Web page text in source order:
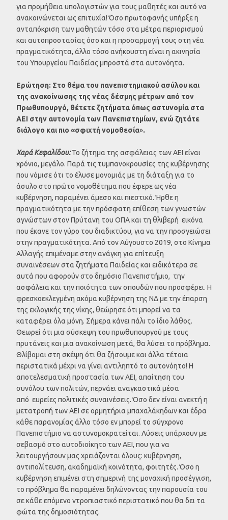
για προμήθεια υπολογιστών για τους μαθητές και αυτό να
ανακοινώνεται ως επιτυχία! Όσο πρωτοφανής υπήρξε η
ανταπόκριση των μαθητών τόσο στα μέτρα περιορισμού
και αυτοπροστασίας όσο και η προσαρμογή τους στη νέα
πραγματικότητα, άλλο τόσο ανήκουστη είναι η ακινησία
του Υπουργείου Παιδείας μπροστά στα αυτονόητα.
Ερώτηση: Στο θέμα του πανεπιστημιακού ασύλου και
της ανακοίνωσης της νέας δέσμης μέτρων από τον
Πρωθυπουργό, θέτετε ζητήματα όπως αστυνομία στα
ΑΕΙ στην αυτονομία των Πανεπιστημίων, ενώ ζητάτε
διάλογο και πιο «σφιχτή νομοθεσία».
Χαρά Κεφαλίδου:Το ζήτημα της ασφάλειας των ΑΕΙ είναι
χρόνιο, μεγάλο. Παρά τις τυμπανοκρουσίες της κυβέρνησης
που νόμισε ότι το έλυσε μονομιάς με τη διάταξη για το
άσυλο στο πρώτο νομοθέτημα που έφερε ως νέα
κυβέρνηση, παραμένει άμεσο και πιεστικό. Ήρθε η
πραγματικότητα με την πρόσφατη επίθεση των γνωστών
αγνώστων στον Πρύτανη του ΟΠΑ και τη θλιβερή εικόνα
που έκανε τον γύρο του διαδικτύου, για να την προσγειώσει
στην πραγματικότητα. Από τον Αύγουστο 2019, στο Κίνημα
Αλλαγής επιμέναμε στην ανάγκη για επίτευξη
συναινέσεων στα ζητήματα Παιδείας και ειδικότερα σε
αυτά που αφορούν στο δημόσιο Πανεπιστήμιο, την
ασφάλεια και την ποιότητα των σπουδών που προσφέρει. Η
φρεσκοεκλεγμένη ακόμα κυβέρνηση της ΝΔ με την έπαρση
της εκλογικής της νίκης, θεώρησε ότι μπορεί να τα
καταφέρει όλα μόνη. Σήμερα κάνει πάλι το ίδιο λάθος.
Θεωρεί ότι μια σύσκεψη του πρωθυπουργού με τους
πρυτάνεις και μια ανακοίνωση μετά, θα λύσει το πρόβλημα.
Θλίβομαι στη σκέψη ότι θα ζήσουμε και άλλα τέτοια
περιστατικά μέχρι να γίνει αντιληπτό το αυτονόητο! Η
αποτελεσματική προστασία των ΑΕΙ, απαίτηση του
συνόλου των πολιτών, περνάει αναγκαστικά μέσα
από ευρείες πολιτικές συναινέσεις. Όσο δεν είναι ανεκτή η
μετατροπή των ΑΕΙ σε ορμητήρια μπαχαλάκηδων και έδρα
κάθε παρανομίας άλλο τόσο εν μπορεί το σύγχρονο
Πανεπιστήμιο να αστυνομοκρατείται. Λύσεις υπάρχουν με
σεβασμό στο αυτοδιοίκητο των ΑΕΙ, που για να
λειτουργήσουν μας χρειάζονται όλους: κυβέρνηση,
αντιπολίτευση, ακαδημαϊκή κοινότητα, φοιτητές. Όσο η
κυβέρνηση επιμένει στη σημερινή της μοναχική προσέγγιση,
το πρόβλημα θα παραμένει δηλώνοντας την παρουσία του
σε κάθε επόμενο ντροπιαστικό περιστατικό που θα δει τα
φώτα της δημοσιότητας.